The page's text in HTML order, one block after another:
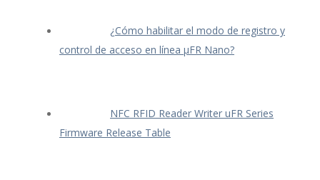
¿Cómo habilitar el modo de registro y
control de acceso en línea μFR Nano?
NFC RFID Reader Writer uFR Series
Firmware Release Table